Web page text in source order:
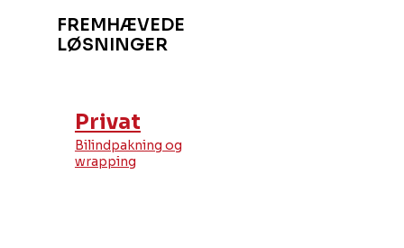
FREMHÆVEDE
LØSNINGER
Privat
Bilindpakning og
wrapping